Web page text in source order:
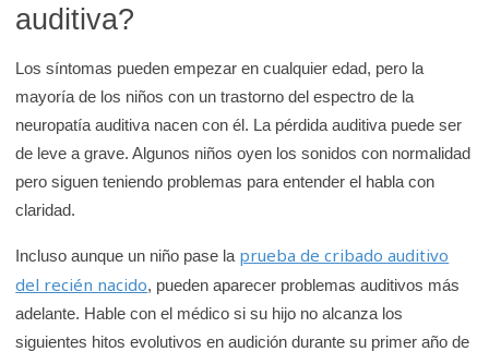
auditiva?
Los síntomas pueden empezar en cualquier edad, pero la
mayoría de los niños con un trastorno del espectro de la
neuropatía auditiva nacen con él. La pérdida auditiva puede ser
de leve a grave. Algunos niños oyen los sonidos con normalidad
pero siguen teniendo problemas para entender el habla con
claridad.
Incluso aunque un niño pase la prueba de cribado auditivo
del recién nacido, pueden aparecer problemas auditivos más
adelante. Hable con el médico si su hijo no alcanza los
siguientes hitos evolutivos en audición durante su primer año de